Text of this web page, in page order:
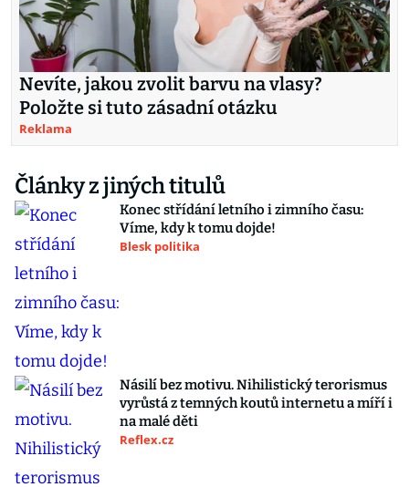
Nevíte, jakou zvolit barvu na vlasy?
Položte si tuto zásadní otázku
Reklama
Články z jiných titulů
Konec střídání letního i zimního času:
Víme, kdy k tomu dojde!
Blesk politika
Násilí bez motivu. Nihilistický terorismus
vyrůstá z temných koutů internetu a míří i
na malé děti
Reflex.cz